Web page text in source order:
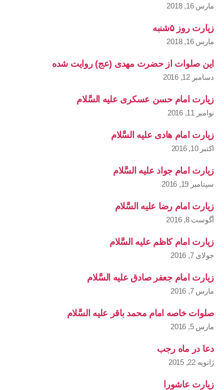
مارس 16, 2018
زیارت روز ۵شنبه
مارس 16, 2018
این صلوات از حضرت مهدی (عج) روایت شده
دسامبر 12, 2016
زیارت امام حسن عسکری علیه السَّلام
نوامبر 11, 2016
زیارت امام هادی علیه السَّلام
اکتبر 10, 2016
زیارت امام جواد علیه السَّلام
سپتامبر 19, 2016
زیارت امام رضا علیه السَّلام
آگوست 8, 2016
زیارت امام کاظم علیه السَّلام
جولای 7, 2016
زیارت امام جعفر صادق علیه السَّلام
مارس 7, 2016
صلوات خاصه امام محمد باقر علیه السَّلام
مارس 5, 2016
دعا در ماه رجب
ژانویه 22, 2015
زیارت عاشورا